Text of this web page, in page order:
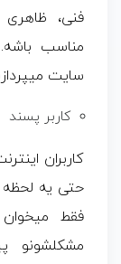
فنی،
سایت
کاربر پسند
کاربران
حتی یه لحظه
فقط
مشکلشونو